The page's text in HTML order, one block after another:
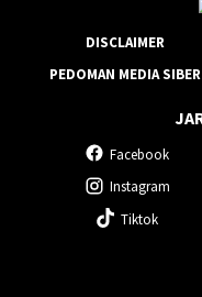
DISCLAIMER
PEDOMAN MEDIA SIBER
Facebook
Instagram
Tiktok